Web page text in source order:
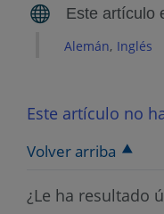
Alemán Inglés
Este artículo no
Volver arriba
¿Le ha resultado